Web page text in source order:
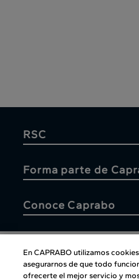
RSC
Forma parte de
Conoce Caprabo
Atención
En CAPRABO utilizamos
asegurarnos de que todo
ofrecerte el mejor servicio y